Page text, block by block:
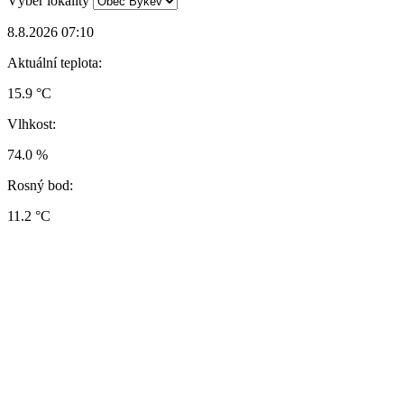
8.8.2026 07:10
Aktuální teplota:
15.9 °C
Vlhkost:
74.0 %
Rosný bod:
11.2 °C